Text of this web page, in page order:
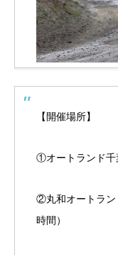
【開催場所】
①オートランド千
②丸和オートラン
時間）